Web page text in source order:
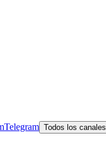
Telegram Todos los canales